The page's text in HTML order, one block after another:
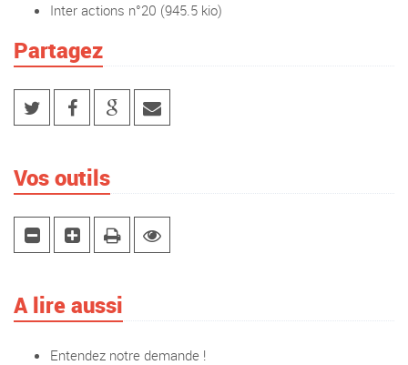
Inter actions n°20 (945.5 kio)
Partagez
Vos outils
A lire aussi
Entendez notre demande !